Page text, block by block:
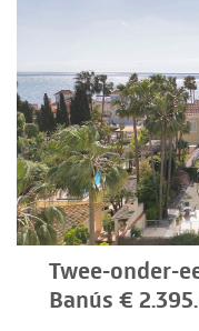
Twee-onder-
Banús €